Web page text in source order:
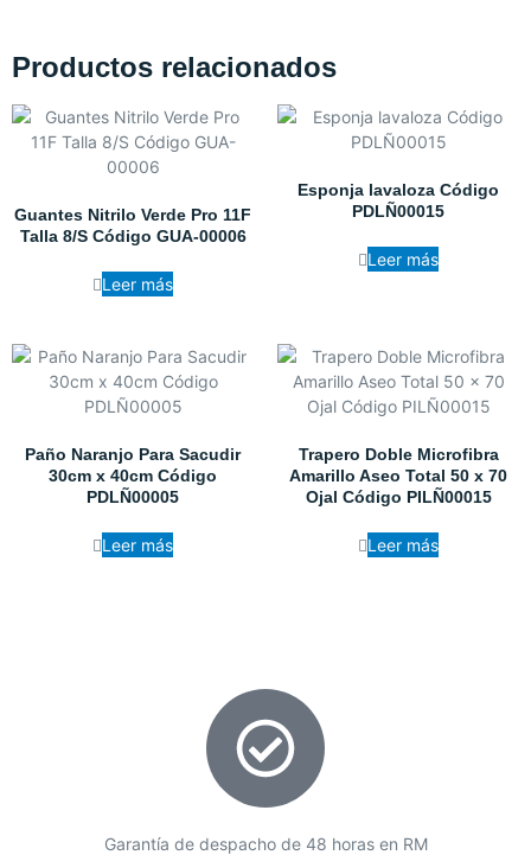
Productos relacionados
Guantes Nitrilo Verde Pro 11F
Talla 8/S Código GUA-00006
Leer más
Esponja lavaloza Código
PDLÑ00015
Leer más
Paño Naranjo Para Sacudir
30cm x 40cm Código
PDLÑ00005
Leer más
Trapero Doble Microfibra
Amarillo Aseo Total 50 x 70
Ojal Código PILÑ00015
Leer más
Garantía de despacho de 48 horas en RM